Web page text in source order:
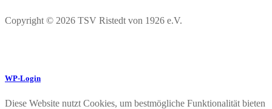
Copyright © 2026 TSV Ristedt von 1926 e.V.
WP-Login
Diese Website nutzt Cookies, um bestmögliche Funktionalität bieten